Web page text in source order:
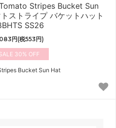
Stripes Bucket Sun
ストライプ バケットハット
SS26
円(税553円)
30%
Bucket Sun Hat